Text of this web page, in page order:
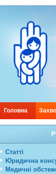
Головна
Статті
Юридична
Медичні